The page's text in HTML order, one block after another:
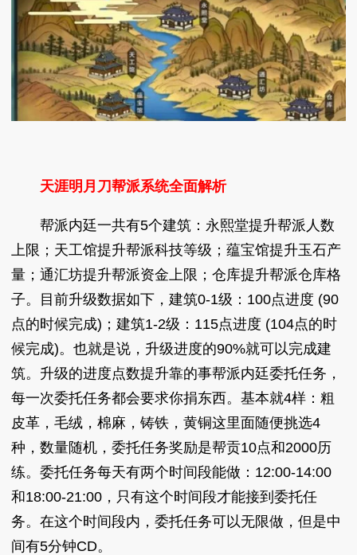
天涯明月刀帮派系统全面解析
帮派内廷一共有5个建筑：永熙堂提升帮派人数
上限；天工馆提升帮派科技等级；蕴宝馆提升玉石产
量；通汇坊提升帮派资金上限；仓库提升帮派仓库格
子。目前升级数据如下，建筑0-1级：100点进度 (90
点的时候完成)；建筑1-2级：115点进度 (104点的时
候完成)。也就是说，升级进度的90%就可以完成建
筑。升级的进度点数提升靠的事帮派内廷委托任务，
每一次委托任务都会要求你捐东西。基本就4样：粗
皮革，毛绒，棉麻，铸铁，黄铜这里面随便挑选4
种，数量随机，委托任务奖励是帮贡10点和2000历
练。委托任务每天有两个时间段能做：12:00-14:00
和18:00-21:00，只有这个时间段才能接到委托任
务。在这个时间段内，委托任务可以无限做，但是中
间有5分钟CD。